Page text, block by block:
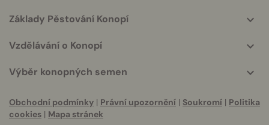
Základy Pěstování Konopí
Vzdělávání o Konopí
Výběr konopných semen
Obchodní podmínky | Právní upozornění | Soukromí | Politika
cookies | Mapa stránek